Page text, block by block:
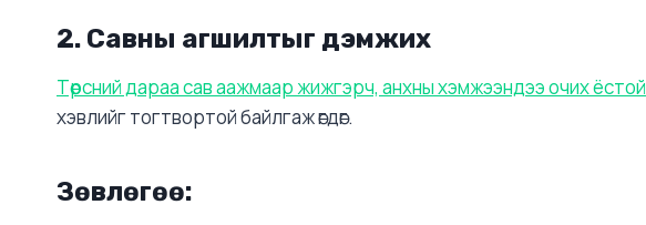
2. Савны агшилтыг дэмжих
Төрсний дараа сав аажмаар жижгэрч, анхны хэмжээндээ очих ёстой
хэвлийг тогтвортой байлгаж өгдөг.
Зөвлөгөө: